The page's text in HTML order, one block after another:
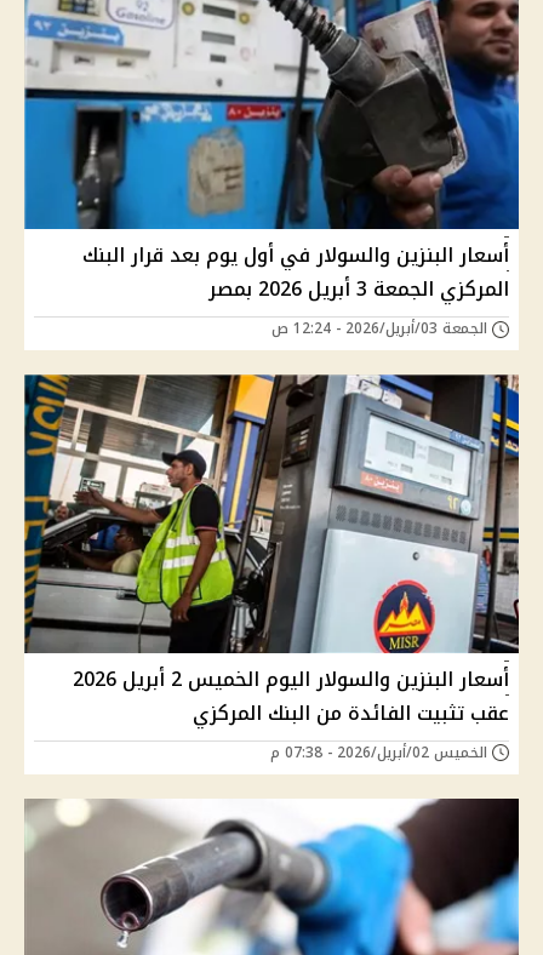
أسعار البنزين والسولار في أول يوم بعد قرار البنك
المركزي الجمعة 3 أبريل 2026 بمصر
الجمعة 03/أبريل/2026 - 12:24 ص
أسعار البنزين والسولار اليوم الخميس 2 أبريل 2026
عقب تثبيت الفائدة من البنك المركزي
الخميس 02/أبريل/2026 - 07:38 م